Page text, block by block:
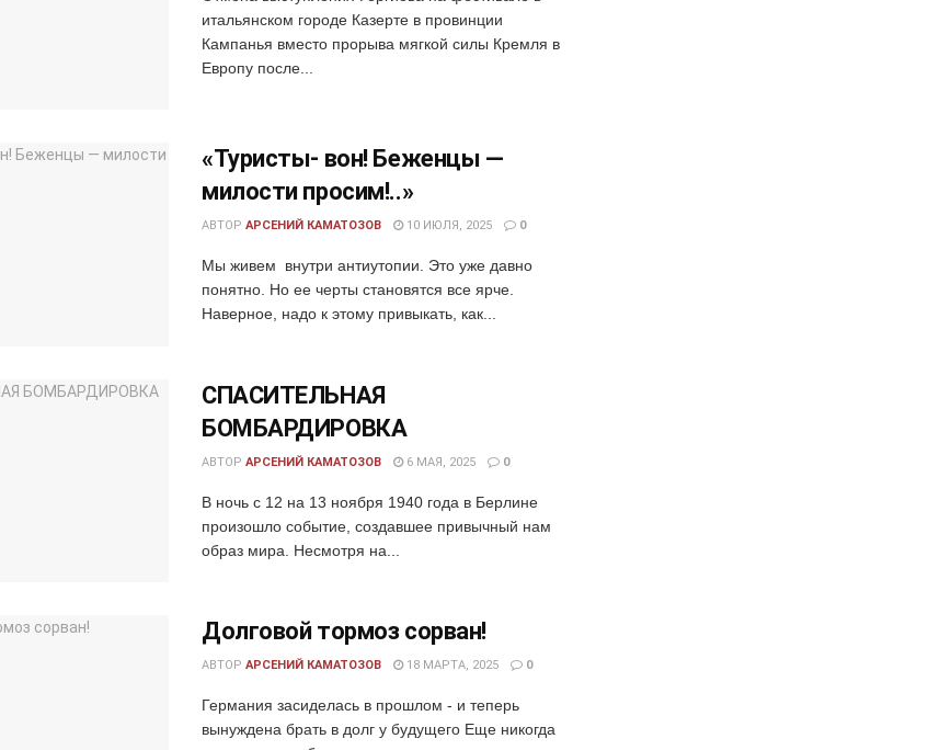
итальянском городе Казерте в провинции
Кампанья вместо прорыва мягкой силы Кремля в
Европу после...
«Туристы- вон! Беженцы —
милости просим!..»
АВТОР АРСЕНИЙ КАМАТОЗОВ 10 ИЮЛЯ, 2025 0
Мы живем внутри антиутопии. Это уже давно
понятно. Но ее черты становятся все ярче.
Наверное, надо к этому привыкать, как...
СПАСИТЕЛЬНАЯ
БОМБАРДИРОВКА
АВТОР АРСЕНИЙ КАМАТОЗОВ 6 МАЯ, 2025 0
В ночь с 12 на 13 ноября 1940 года в Берлине
произошло событие, создавшее привычный нам
образ мира. Несмотря на...
Долговой тормоз сорван!
АВТОР АРСЕНИЙ КАМАТОЗОВ 18 МАРТА, 2025 0
Германия засиделась в прошлом - и теперь
вынуждена брать в долг у будущего Еще никогда